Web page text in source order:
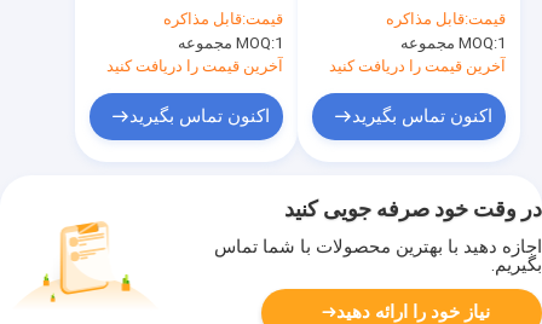
مامان فلیت بنگال خانه
های سفارشی کیت خانه
قیمت:قابل مذاکره
MOQ:1 مجموعه
آخرین قیمت را دریافت کنید
اکنون تماس بگیرید
قیمت:قابل مذاکره
MOQ:1 مجموعه
آخرین قیمت را دریافت کنید
اکنون تماس بگیرید
در وقت خود صرفه جویی کنید
اجازه دهید با بهترین محصولات با شما تماس
بگیریم.
نیاز خود را ارائه دهید